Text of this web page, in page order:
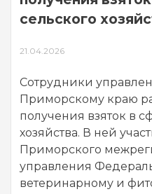
сельского
21.04.2026
Сотрудники
Приморскому краю
получения взяток в
хозяйства. В ней
Приморского
управления
ветеринарному и